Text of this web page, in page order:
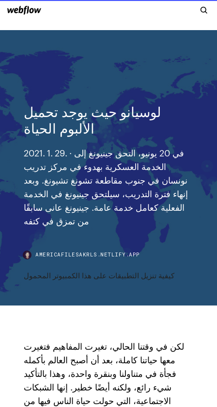
لوسيانو حيث يوجد تحميل
الألبوم الحياة
2021. 1. 29. · في 20 يونيو، التحق جينيونغ إلى
الخدمة العسكرية بهدوء في مركز تدريب
نونسان في جنوب مقاطعة تشونغ تشيونغ. وبعد
إنهاء فترة التدريب، سيلتحق جينيونغ في الخدمة
الفعلية كعامل خدمة عامة. جينيونغ عانى سابقًا
من تمزق في كتفه
AMERICAFILESAKRLS.NETLIFY.APP
كيفية تنزيل التطبيقات على هذا الكمبيوتر المحمول
لكن في وقتنا الحالي، تغيرت المفاهيم فتغيرت
معها حياتنا كاملة، بعد أن أصبح العالم بأكمله
فجأة في متناولنا وبنقرة واحدة، وهذا بالتأكيد
شيء رائع، ولكنه أيضًا خطير. إنها الشبكات
الاجتماعية، التي حولت حياة الناس فيها من